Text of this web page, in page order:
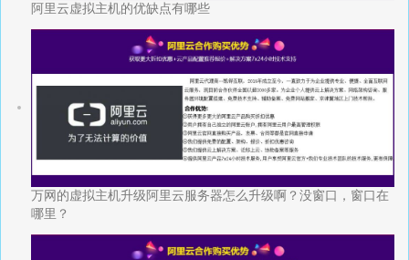
阿里云虚拟主机的优缺点有哪些
万网的虚拟主机升级阿里云服务器怎么升级啊？没窗口，窗口在
哪里？